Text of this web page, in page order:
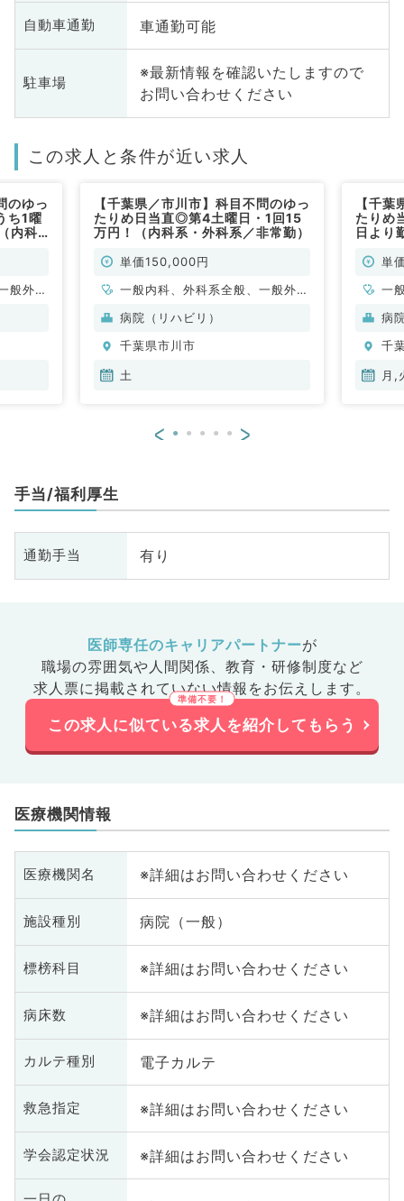
自動車通勤 車通勤可能
駐車場
※最新情報を確認いたしますので
お問い合わせください
この求人と条件が近い求人
のゆっ
ち1曜
内科
般外
【千葉県／市川市】科目不問のゆっ
たりめ日当直◎第4土曜日・1回15
万円！（内科系・外科系／非常勤）
単価150,000円
一般内科、外科系全般、一般外
科、科目不問
病院（リハビリ）
千葉県市川市
土
【千
たりめ
日より
単
一
科
病
千
月,
< >
手当/福利厚生
通勤手当 有り
医師専任のキャリアパートナーが
職場の雰囲気や人間関係、 教育・研修制度など
求人票に掲載されていない情報をお伝えします。
この求人に似ている求人を紹介してもらう
医療機関情報
医療機関名 ※詳細はお問い合わせください
施設種別 病院（一般）
標榜科目 ※詳細はお問い合わせください
病床数 ※詳細はお問い合わせください
カルテ種別 電子カルテ
救急指定 ※詳細はお問い合わせください
学会認定状況 ※詳細はお問い合わせください